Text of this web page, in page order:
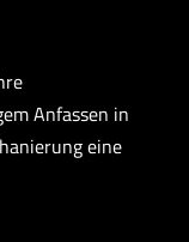
Anfassen in
eine